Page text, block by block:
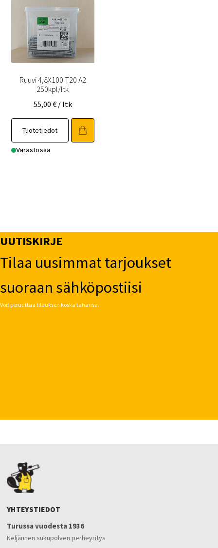
Ruuvi 4,8X100 T20 A2
250kpl/ltk
55,00 € / ltk
Tuotetiedot
Varastossa
UUTISKIRJE
Tilaa uusimmat tarjoukset
suoraan sähköpostiisi
Voit peruuttaa tilauksen koska tahansa.
YHTEYSTIEDOT
Turussa vuodesta 1936
Neljännen sukupolven perheyritys